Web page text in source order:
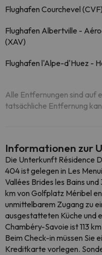
Flughafen Courchevel (CVF)
Flughafen Albertville -
(XAV)
Flughafen l'Alpe-d'Huez -
Alle Entfernungen sind auf
tatsächliche Entfernung
Informationen zur
Die Unterkunft Résidence
404 ist gelegen in Les
Vallées Brides les Bains
km von Golfplatz Méribel
unmittelbarem Zugang zu
ausgestatteten Küche und
Chambéry-Savoie ist 113
Beim Check-in müssen Sie
Kreditkarte vorlegen.